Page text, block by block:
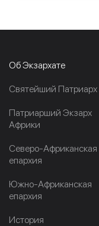
Об Экзархате
Cвятейший Патриарх
Патриарший Экзарх
Африки
Северо-Африканская
епархия
Южно-Африканская
епархия
История